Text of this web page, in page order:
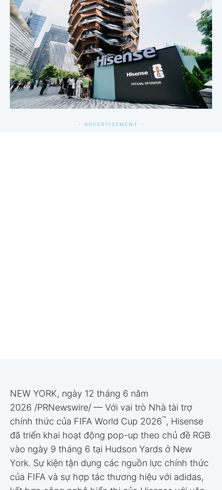
- ADVERTISEMENT -
NEW YORK, ngày 12 tháng 6 năm
2026 /PRNewswire/ — Với vai trò Nhà tài trợ
chính thức của FIFA World Cup 2026™, Hisense
đã triển khai hoạt động pop-up theo chủ đề RGB
vào ngày 9 tháng 6 tại Hudson Yards ở New
York. Sự kiện tận dụng các nguồn lực chính thức
của FIFA và sự hợp tác thương hiệu với adidas,